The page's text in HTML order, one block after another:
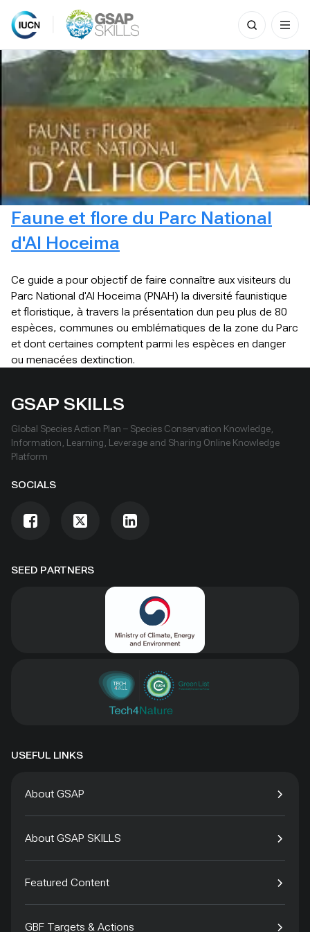
Skip
to
Search
for:
Faune et flore du Parc National
d'Al Hoceima
Ce guide a pour objectif de faire connaître aux visiteurs du
Parc National d'Al Hoceima (PNAH) la diversité faunistique
et floristique, à travers la présentation dun peu plus de 80
espèces, communes ou emblématiques de la zone du Parc
et dont certaines comptent parmi les espèces en danger
ou menacées dextinction.
SEED PARTNERS
GSAP SKILLS
Global Species Action Plan – Species Conservation Knowledge,
Information, Learning, Leverage and Sharing Online Knowledge
Platform
SOCIALS
USEFUL LINKS
About GSAP
About GSAP SKILLS
Featured Content
GBF Targets & Actions